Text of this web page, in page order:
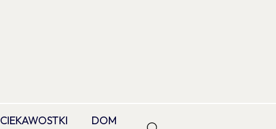
CIEKAWOSTKI DOM